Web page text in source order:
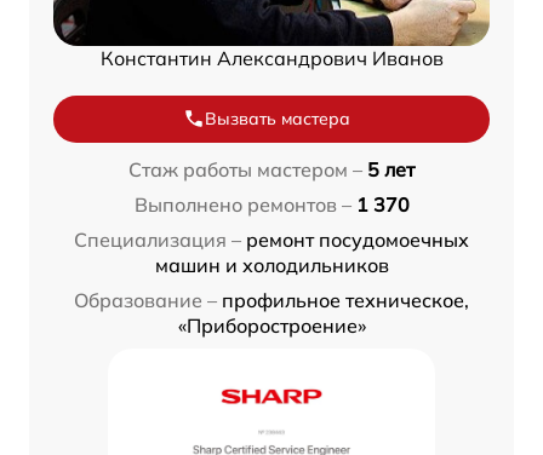
Константин Александрович Иванов
Вызвать мастера
Стаж работы мастером – 5 лет
Выполнено ремонтов – 1 370
Специализация – ремонт посудомоечных
машин и холодильников
Образование – профильное техническое,
«Приборостроение»